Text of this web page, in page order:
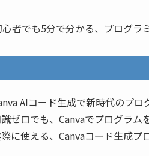
心者でも5分で分かる、プログラ
AIコード生成で新時代のプロ
識ゼロでも、Canvaでプログラム
際に使える、Canvaコード生成プ